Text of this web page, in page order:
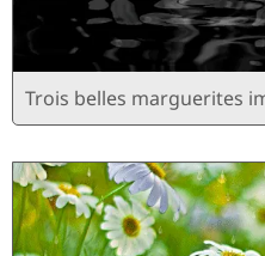
Trois belles marguerites